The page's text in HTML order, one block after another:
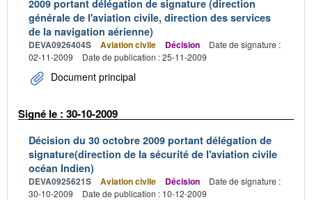
2009 portant délégation de signature (direction
générale de l'aviation civile, direction des services
de la navigation aérienne)
DEVA0926404S Aviation civile Décision
Date de signature :
02-11-2009
Date de publication : 25-11-2009
Document principal
Signé le : 30-10-2009
Décision du 30 octobre 2009 portant délégation de
signature(direction de la sécurité de l'aviation civile
océan Indien)
DEVA0925621S Aviation civile Décision
Date de signature :
30-10-2009
Date de publication : 10-12-2009